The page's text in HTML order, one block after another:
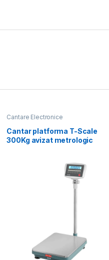
Cantare Electronice
Cantar platforma T-Scale
300Kg avizat metrologic